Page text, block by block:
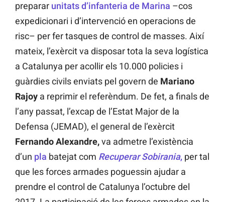
preparar unitats d’infanteria de Marina –cos
expedicionari i d’intervenció en operacions de
risc– per fer tasques de control de masses. Així
mateix, l’exèrcit va disposar tota la seva logística
a Catalunya per acollir els 10.000 policies i
guàrdies civils enviats pel govern de Mariano
Rajoy a reprimir el referèndum. De fet, a finals de
l’any passat, l’excap de l’Estat Major de la
Defensa (JEMAD), el general de l’exèrcit
Fernando Alexandre,va admetre l’existència
d’un pla batejat com Recuperar Sobirania, per tal
que les forces armades poguessin ajudar a
prendre el control de Catalunya l’octubre del